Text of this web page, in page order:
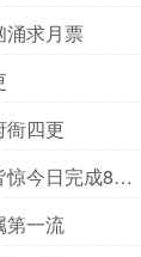
涌求月票
衙四更
今日完成8千
第一流